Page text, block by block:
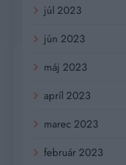
júl 2023
jún 2023
máj 2023
apríl 2023
marec 2023
február 2023